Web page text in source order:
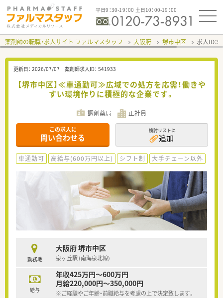
平日9：30-19：00 土日10：00-19：00
薬剤師の転職・求人サイト ファルマスタッフ 大阪府 堺市中区 求人ID：
更新日： 2026/07/07 薬剤師求人ID： 541933
【堺市中区】≪車通勤可≫広域での処方を応需！働きや
すい環境作りに積極的な企業です。
調剤薬局 正社員
この求人に
問い合わせる
検討リストに
追加
車通勤可 高給与(600万円以上) シフト制 大手チェーン以外
勤務地
大阪府 堺市中区
泉ヶ丘駅 (南海泉北線)
給与
年収425万円～600万円
月給220,000円～350,000円
※ご経験やご年齢・前職給与を考慮の上で決定致します。